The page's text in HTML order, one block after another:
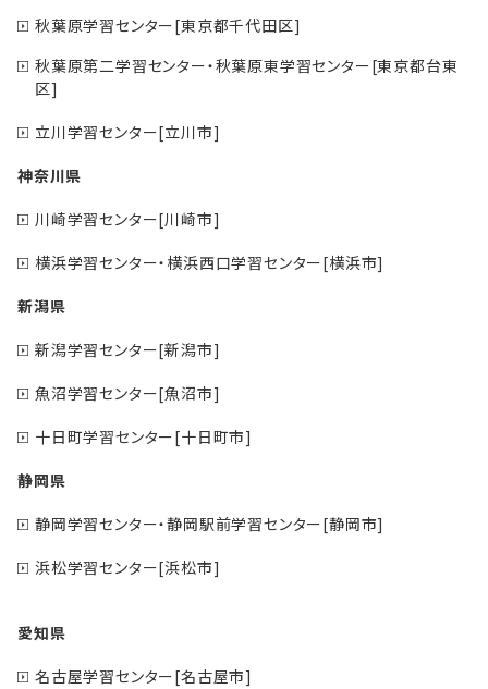
秋葉原学習センター[東京都千代田区]
秋葉原第二学習センター・秋葉原東学習センター[東京都台東
区]
立川学習センター[立川市]
神奈川県
川崎学習センター[川崎市]
横浜学習センター・横浜西口学習センター[横浜市]
新潟県
新潟学習センター[新潟市]
魚沼学習センター[魚沼市]
十日町学習センター[十日町市]
静岡県
静岡学習センター・静岡駅前学習センター[静岡市]
浜松学習センター[浜松市]
愛知県
名古屋学習センター[名古屋市]